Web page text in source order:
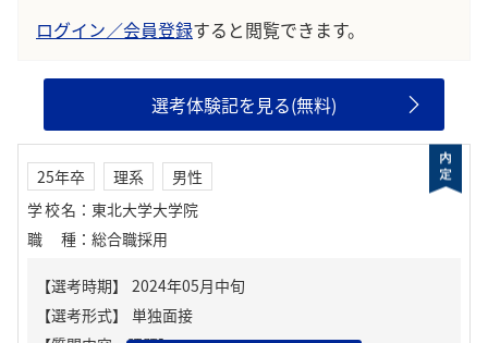
ログイン／会員登録すると閲覧できます。
選考体験記を見る(無料)
25年卒 理系
男性
学校名 ： 東北大学大学院
職種 ： 総合職採用